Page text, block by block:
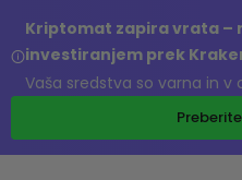
Kriptomat zapira vrata –
investiranjem prek
Vaša sredstva so varna in v